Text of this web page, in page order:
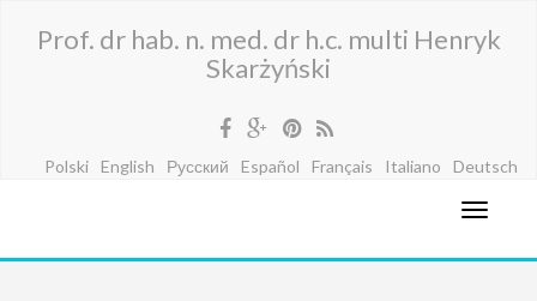
Prof. dr hab. n. med. dr h.c. multi Henryk
Skarżyński
Polski English Русский Español Français Italiano Deutsch